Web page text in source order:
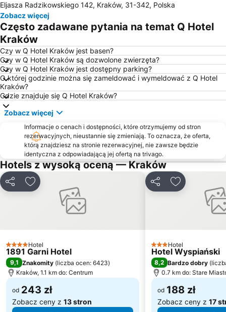
Bieżanów-Prokocim
Podgórze
Grzegórzki
Kopalnia Soli Wieliczka
Stadion Miejski im. Henryka Reymana
Dębniki
Bronowice
Muzeum Lotnictwa Polskiego
Krowodrza
ul. Karmelicka
Galeria Krakowska
Prądnik Biały
Wawel
Pieskowa Skała - Zamek
Zamek Ogrodzieniec
Sanktuarium Bożego Miłosierdzia
Wawel Royal Castle
Ogród Doświadczeń im Stanisława Lema
Historic Centre of Krakow
ul.Sienna
Sukiennice
Park Lotników Polskich
ICE - International Conferencing and Entertainment
Podgórze Duchackie
Prądnik Czerwony
Bonarka City Center
Plaża Kryspinów
Zwierzyniec
Ulica Szpitalna
Ulica Floriańska
Eljasza Radzikowskiego 142, Kraków, 31-342, Polska
Zobacz więcej
Często zadawane pytania na temat Q Hotel
Kraków
Czy w Q Hotel Kraków jest basen?
Czy w Q Hotel Kraków są dozwolone zwierzęta?
Czy w Q Hotel Kraków jest dostępny parking?
O której godzinie można się zameldować i wymeldować z Q Hotel
Kraków?
Gdzie znajduje się Q Hotel Kraków?
Zobacz więcej
Informacje o cenach i dostępności, które otrzymujemy od stron
rezerwacyjnych, nieustannie się zmieniają. To oznacza, że oferta,
którą znajdziesz na stronie rezerwacyjnej, nie zawsze będzie
identyczna z odpowiadającą jej ofertą na trivago.
Hotels z wysoką oceną — Kraków
UdostępnijDodaj do ulubionych
4 Kategoria
Hotel
1891 Garni Hotel
9,1 Znakomity (liczba ocen: 6423)
Kraków, 1.1 km do: Centrum
od 243 zł
Zobacz ceny z 13 stron
UdostępnijDodaj do
3 Kategoria
Hotel
Hotel Wyspiański
8,2 Bardzo dobry (
0.7 km do: Stare
od 188 zł
Zobacz ceny z 17